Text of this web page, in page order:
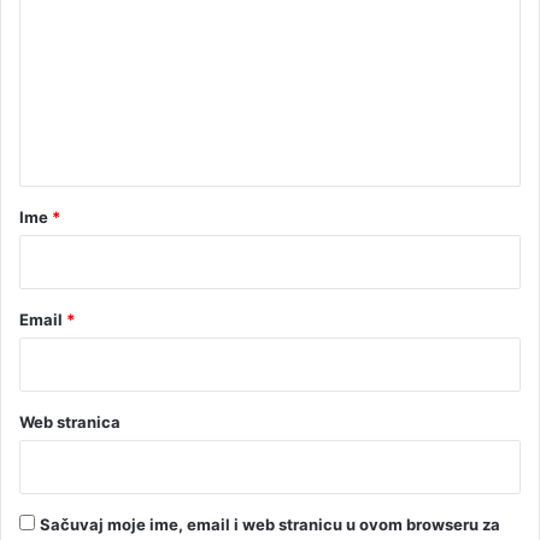
rIme *
Email *
Web stranica
Sačuvaj moje ime, email i web stranicu u ovom browseru za